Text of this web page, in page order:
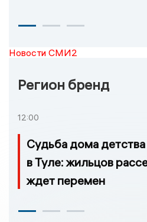
Новости СМИ2
Регион бренд
12:00
Судьба дома
в Туле: жильцов
ждет перемен